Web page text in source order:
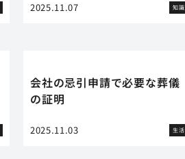
2025.11.07 知識
会社の忌引申請で必要な葬儀
の証明
2025.11.03 生活